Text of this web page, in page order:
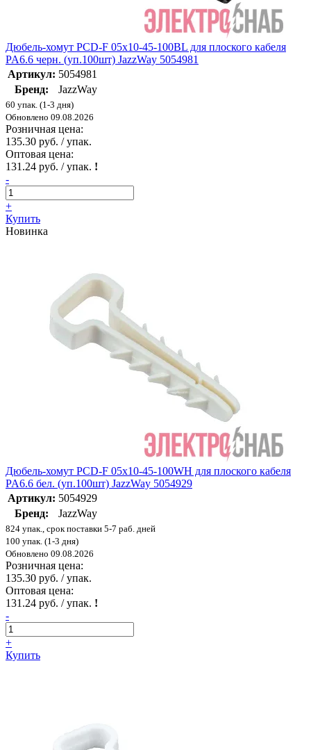
Дюбель-хомут PCD-F 05х10-45-100BL для плоского кабеля
PA6.6 черн. (уп.100шт) JazzWay 5054981
Артикул: 5054981
Бренд:
JazzWay
60 упак. (1-3 дня)
Обновлено 09.08.2026
Розничная цена:
135.30 руб. / упак.
Оптовая цена:
131.24 руб. / упак. !
-
+
Купить
Новинка
Дюбель-хомут PCD-F 05х10-45-100WH для плоского кабеля
PA6.6 бел. (уп.100шт) JazzWay 5054929
Артикул: 5054929
Бренд:
JazzWay
824 упак., срок поставки 5-7 раб. дней
100 упак. (1-3 дня)
Обновлено 09.08.2026
Розничная цена:
135.30 руб. / упак.
Оптовая цена:
131.24 руб. / упак. !
-
+
Купить